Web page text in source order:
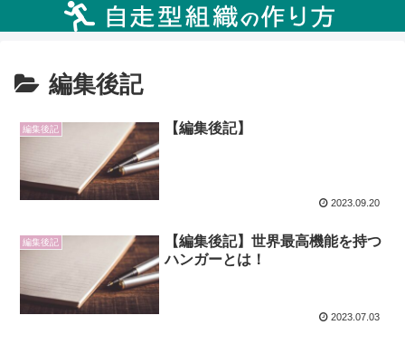
編集後記
編集後記 【編集後記】
2023.09.20
編集後記
【編集後記】世界最高機能を持つ
ハンガーとは！
2023.07.03